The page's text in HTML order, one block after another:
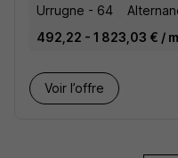
Urrugne - 64
492,22 - 1 823,03 € /
Voir l’offre